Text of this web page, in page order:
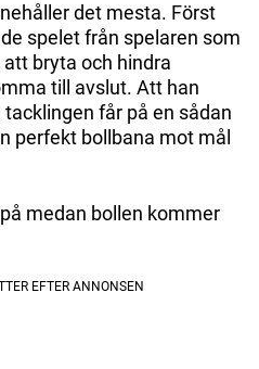
det mesta. Först
spelet från spelaren som
bryta och hindra
till avslut. Att han
får på en sådan
perfekt bollbana mot mål
medan bollen kommer